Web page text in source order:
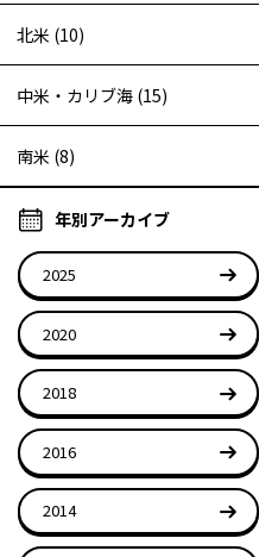
北米 (10)
中米・カリブ海 (15)
南米 (8)
年別アーカイブ
2025
2020
2018
2016
2014